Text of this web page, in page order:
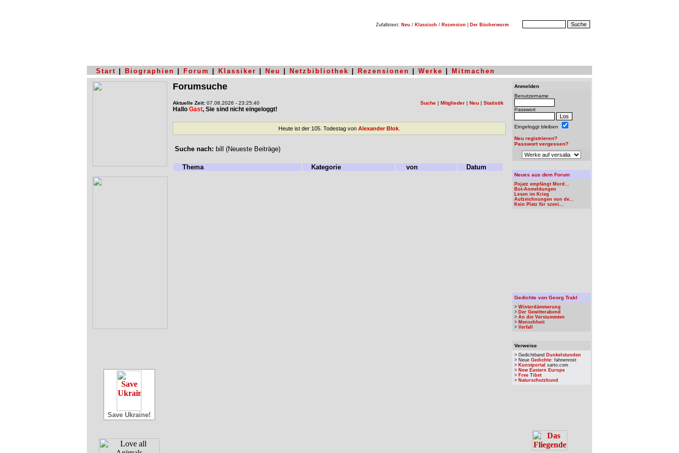
Zufallstext: Neu / Klassisch / Rezension Der Bücherwurm
Start Biographien Forum Klassiker Neu Netzbibliothek Rezensionen Werke Mitmachen
Save Ukraine!
Forumsuche
Aktuelle Zeit: 07.08.2026 - 23:25:40
Hallo Gast, Sie sind nicht eingeloggt!
Suche | Mitglieder | Neu | Statistik
Heute ist der 105. Todestag von Alexander Blok
Suche nach: bill (Neueste Beiträge)
Thema Kategorie von Datum
Anmelden
Benutzername
Passwort
Eingeloggt bleiben
Neu registrieren?
Passwort vergessen?
Neues aus dem Forum
Pojatz empfängt Mord...
Bot-Anmeldungen
Lesen im Krieg
Aufzeichnungen von de...
Kein Platz für szeni...
Gedichte von Georg Trakl
> Winterdämmerung
> Der Gewitterabend
> An die Verstummten
> Menschheit
> Verfall
Verweise
> Gedichtband Dunkelstunden
> Neue Gedichte: fahnenrost
> Kunstportal xarto.com
> New Eastern Europe
> Free Tibet
> Naturschutzbund